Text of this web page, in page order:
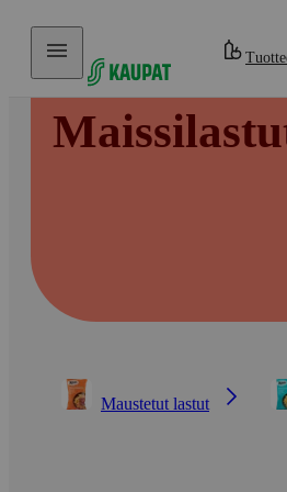
Hyppää sisältöön
Maustetut lastut